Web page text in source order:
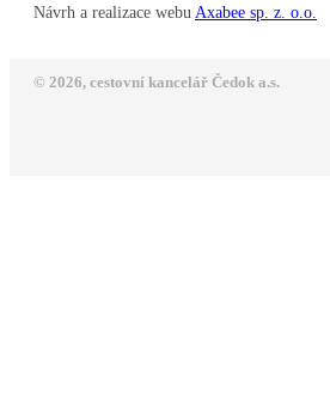
Návrh a realizace webu Axabee sp. z. o.o.
© 2026, cestovní kancelář Čedok a.s.